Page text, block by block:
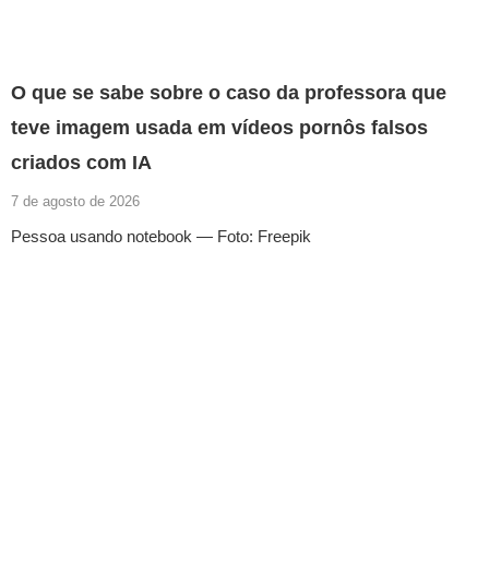
O que se sabe sobre o caso da professora que
teve imagem usada em vídeos pornôs falsos
criados com IA
7 de agosto de 2026
Pessoa usando notebook — Foto: Freepik